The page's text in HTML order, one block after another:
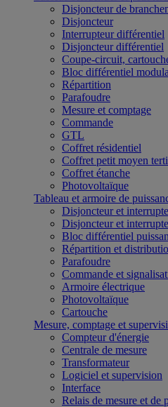
Disjoncteur de
Disjoncteur
Interrupteur différentiel
Disjoncteur différentiel
Coupe-circuit,
Bloc différentiel
Répartition
Parafoudre
Mesure et comptage
Commande
GTL
Coffret résidentiel
Coffret petit moyen
Coffret étanche
Photovoltaïque
Tableau et armoire de
Disjoncteur et
Disjoncteur et
Bloc différentiel
Répartition et
Parafoudre
Commande et
Armoire électrique
Photovoltaïque
Cartouche
Mesure, comptage et
Compteur d'énergie
Centrale de mesure
Transformateur
Logiciel et supervision
Interface
Relais de mesure et de